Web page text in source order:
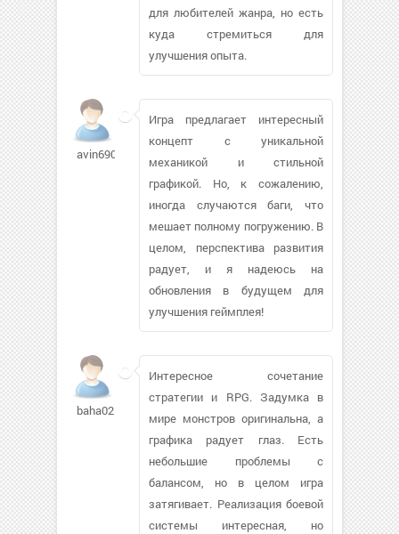
для любителей жанра, но есть
куда стремиться для
улучшения опыта.
avin6900833
Игра предлагает интересный
концепт с уникальной
механикой и стильной
графикой. Но, к сожалению,
иногда случаются баги, что
мешает полному погружению. В
целом, перспектива развития
радует, и я надеюсь на
обновления в будущем для
улучшения геймплея!
baha0255
Интересное сочетание
стратегии и RPG. Задумка в
мире монстров оригинальна, а
графика радует глаз. Есть
небольшие проблемы с
балансом, но в целом игра
затягивает. Реализация боевой
системы интересная, но